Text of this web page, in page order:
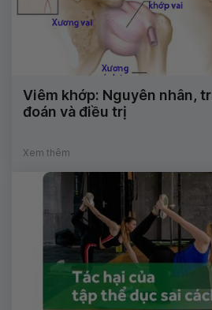
Viêm khớp: Nguyên nhân,
đoán và điều trị
Xem thêm